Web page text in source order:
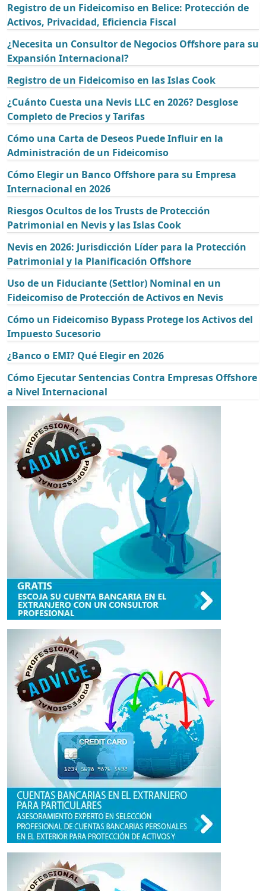
Registro de un Fideicomiso en Belice: Protección de
Activos, Privacidad, Eficiencia Fiscal
¿Necesita un Consultor de Negocios Offshore para su
Expansión Internacional?
Registro de un Fideicomiso en las Islas Cook
¿Cuánto Cuesta una Nevis LLC en 2026? Desglose
Completo de Precios y Tarifas
Cómo una Carta de Deseos Puede Influir en la
Administración de un Fideicomiso
Cómo Elegir un Banco Offshore para su Empresa
Internacional en 2026
Riesgos Ocultos de los Trusts de Protección
Patrimonial en Nevis y las Islas Cook
Nevis en 2026: Jurisdicción Líder para la Protección
Patrimonial y la Planificación Offshore
Uso de un Fiduciante (Settlor) Nominal en un
Fideicomiso de Protección de Activos en Nevis
Cómo un Fideicomiso Bypass Protege los Activos del
Impuesto Sucesorio
¿Banco o EMI? Qué Elegir en 2026
Cómo Ejecutar Sentencias Contra Empresas Offshore
a Nivel Internacional